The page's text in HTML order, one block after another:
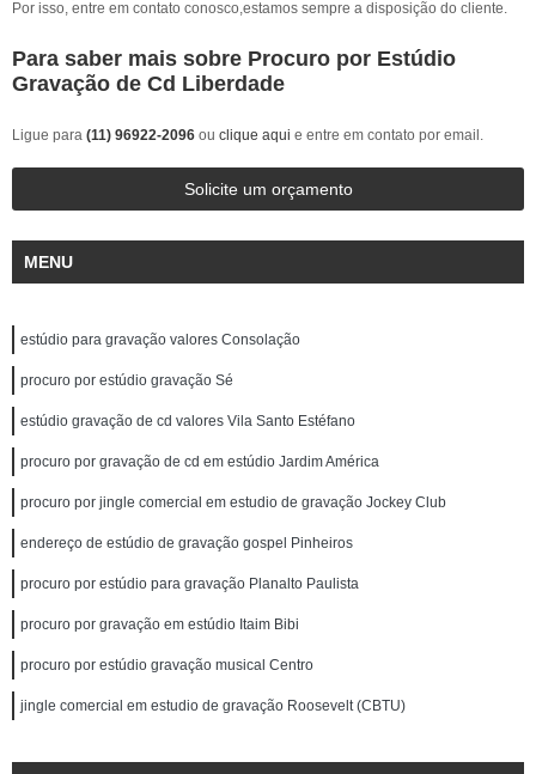
Por isso, entre em contato conosco,estamos sempre a disposição do cliente.
Para saber mais sobre Procuro por Estúdio
Gravação de Cd Liberdade
Ligue para (11) 96922-2096 ou clique aqui e entre em contato por email.
Solicite um orçamento
MENU
estúdio para gravação valores Consolação
procuro por estúdio gravação Sé
estúdio gravação de cd valores Vila Santo Estéfano
procuro por gravação de cd em estúdio Jardim América
procuro por jingle comercial em estudio de gravação Jockey Club
endereço de estúdio de gravação gospel Pinheiros
procuro por estúdio para gravação Planalto Paulista
procuro por gravação em estúdio Itaim Bibi
procuro por estúdio gravação musical Centro
jingle comercial em estudio de gravação Roosevelt (CBTU)